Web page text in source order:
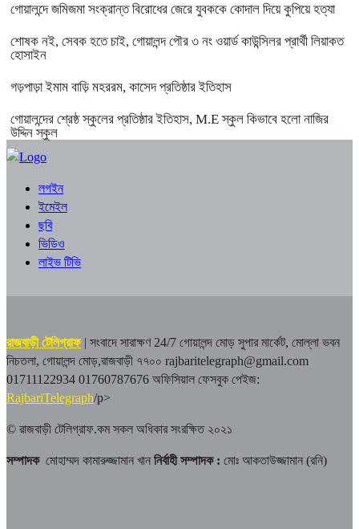
গোয়ালন্দে জমিজমা সংক্রান্ত বিরোধের জেরে যুবককে কোদাল দিয়ে কুপিয়ে হত্যা
শোষক নই, সেবক হতে চাই, গোয়ালন্দ পৌর ৩ নং ওয়ার্ড কাউন্সিলর প্রার্থী লিয়াকত
হোসাইন
গড়পাড়া ইমাম বাড়ি মহররম, কাসেদ প্রতিষ্ঠার ইতিহাস
গোয়ালন্দের শ্রেষ্ঠ স্কুলের প্রতিষ্ঠার ইতিহাস, M.E স্কুল কিভাবে হলো নাজির
উদ্দিন স্কুল
লগইন
ইমেইল
ছবি
ভিডিও
লাইভ টিভি
রাজবাড়ী টেলিগ্রাফ | সংবাদে সারাক্ষণ 24/7 গোয়ালন্দ মোড় সুপার মার্কেট, মোল্লা ভবন
নিচতলা, গোয়ালন্দ মোড়,রাজবাড়ী ৭৭০০ rajbaritelegraph@gmail.com
01711122934 01760787676 অফিসিয়াল ফেসবুক পেইজ:
RajbariTelegraph/p>
© রাজবাড়ী টেলিগ্রাফ.কম সকল অধিকার সংরক্ষিত ২০২১
সম্পাদক মোহাম্মদ কামারুজ্জামান খান নির্বাহী সম্পাদক : মোঃ আকতাউজ্জামান (রনি)